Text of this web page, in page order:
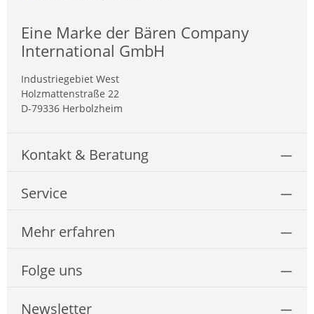
Eine Marke der Bären Company
International GmbH
Industriegebiet West
Holzmattenstraße 22
D-79336 Herbolzheim
Kontakt & Beratung
Service
Mehr erfahren
Folge uns
Newsletter